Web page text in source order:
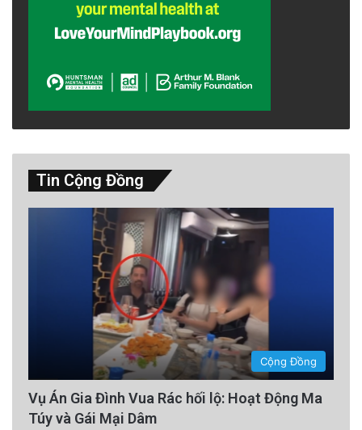
Tin Cộng Đồng
Cộng Đồng
Vụ Án Gia Đình Vua Rác hối lộ: Hoạt Động Ma
Túy và Gái Mại Dâm